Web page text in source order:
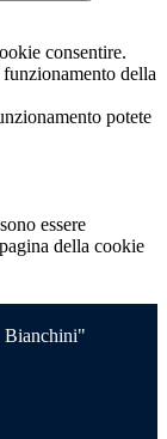
consentire.
della
potete
essere
della cookie
Bianchini"